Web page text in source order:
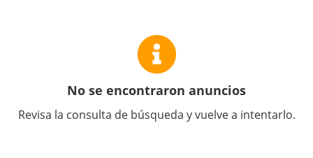
No se encontraron anuncios
Revisa la consulta de búsqueda y vuelve a intentarlo.